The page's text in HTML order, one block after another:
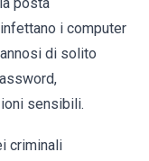
i computer
di solito
sensibili.
criminali